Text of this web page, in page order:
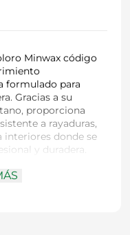
Minwax código
formulado para
Gracias a su
proporciona
a rayaduras,
interiores donde se
y duradera.